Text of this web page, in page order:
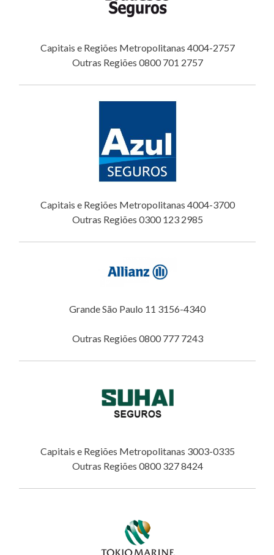
Capitais e Regiões Metropolitanas 4004-2757
Outras Regiões 0800 701 2757
Capitais e Regiões Metropolitanas 4004-3700
Outras Regiões 0300 123 2985
Grande São Paulo 11 3156-4340
Outras Regiões 0800 777 7243
Capitais e Regiões Metropolitanas 3003-0335
Outras Regiões 0800 327 8424